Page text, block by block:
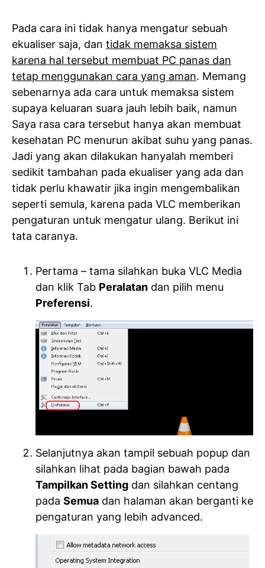
Pada cara ini tidak hanya mengatur sebuah
ekualiser saja, dan tidak memaksa sistem
karena hal tersebut membuat PC panas dan
tetap menggunakan cara yang aman. Memang
sebenarnya ada cara untuk memaksa sistem
supaya keluaran suara jauh lebih baik, namun
Saya rasa cara tersebut hanya akan membuat
kesehatan PC menurun akibat suhu yang panas.
Jadi yang akan dilakukan hanyalah memberi
sedikit tambahan pada ekualiser yang ada dan
tidak perlu khawatir jika ingin mengembalikan
seperti semula, karena pada VLC memberikan
pengaturan untuk mengatur ulang. Berikut ini
tata caranya.
Pertama – tama silahkan buka VLC Media
dan klik Tab Peralatan dan pilih menu
Preferensi.
Selanjutnya akan tampil sebuah popup dan
silahkan lihat pada bagian bawah pada
Tampilkan Setting dan silahkan centang
pada Semua dan halaman akan berganti ke
pengaturan yang lebih advanced.